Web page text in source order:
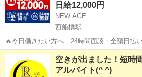
日給12,000円
NEW AGE
西船橋駅
🔥今日働きたい方へ｜24時間面談・全額日払
「すぐ働きたい」 「すぐ収入が欲しい」 「
い」 そんな方も、まずはご相談ください。 NEW AGEでは、未経験か
ら始められる軽作...
千葉 船橋市 西船橋駅 軽作業 ス
空きが出ました！短時
アルバイト(^ ^)